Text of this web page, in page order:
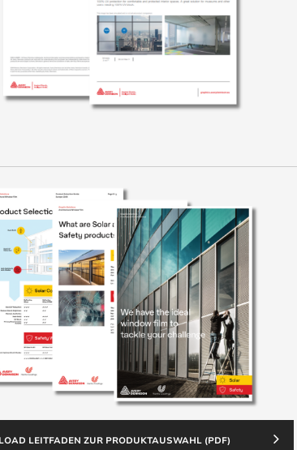
LEITFADEN ZUR PRODUKTAUSWAHL (PDF)